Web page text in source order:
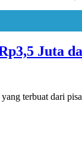
Juta
terbuat dari